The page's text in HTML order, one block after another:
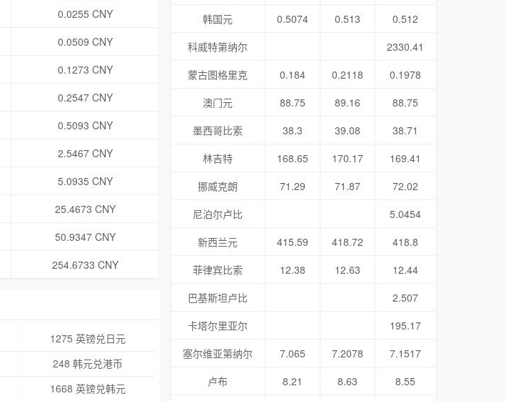
0.0255 CNY
0.0509 CNY
0.1273 CNY
0.2547 CNY
0.5093 CNY
2.5467 CNY
5.0935 CNY
25.4673 CNY
50.9347 CNY
254.6733 CNY
1275 英镑兑日元
248 韩元兑港币
1668 英镑兑韩元
韩国元
0.5074 0.513
0.512
科威特第纳尔
2330.41
蒙古图格里克
0.184 0.2118
0.1978
澳门元
88.75 89.16
88.75
墨西哥比索
38.3 39.08
38.71
林吉特
168.65 170.17
169.41
挪威克朗
71.29 71.87
72.02
尼泊尔卢比
5.0454
新西兰元
415.59 418.72
418.8
菲律宾比索
12.38 12.63
12.44
巴基斯坦卢比
2.507
卡塔尔里亚尔
195.17
塞尔维亚第纳尔
7.065 7.2078
7.1517
卢布
8.21 8.63
8.55